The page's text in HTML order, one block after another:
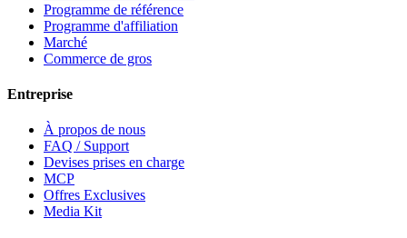
Programme de référence
Programme d'affiliation
Marché
Commerce de gros
Entreprise
À propos de nous
FAQ / Support
Devises prises en charge
MCP
Offres Exclusives
Media Kit